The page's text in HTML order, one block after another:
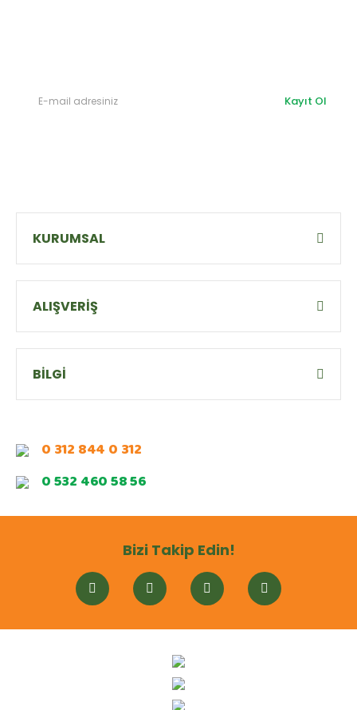
Kayıt Ol
KURUMSAL
ALIŞVERİŞ
BİLGİ
0 312 844 0 312
0 532 460 58 56
Bizi Takip Edin!